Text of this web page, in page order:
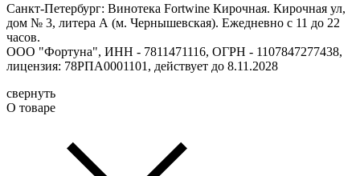
Санкт-Петербург: Винотека Fortwine Кирочная. Кирочная ул,
дом № 3, литера А (м. Чернышевская). Ежедневно с 11 до 22
часов.
ООО "Фортуна", ИНН - 7811471116, ОГРН - 1107847277438,
лицензия: 78РПА0001101, действует до 8.11.2028
свернуть
О товаре